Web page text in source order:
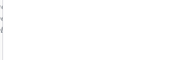
method.
methods.